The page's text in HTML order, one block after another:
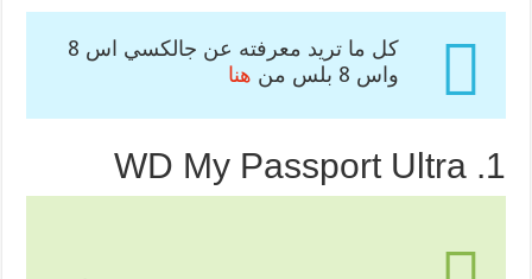
كل ما تريد معرفته عن جالكسي اس 8
واس 8 بلس من
هنا
1. WD My Passport Ultra